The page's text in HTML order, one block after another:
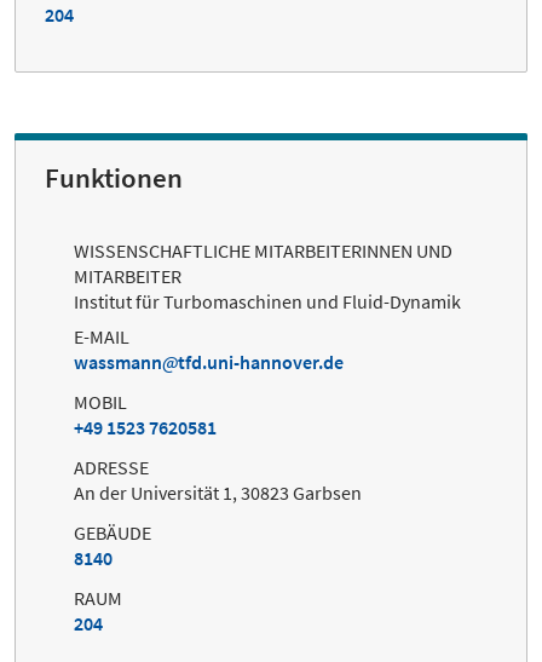
204
Funktionen
WISSENSCHAFTLICHE MITARBEITERINNEN UND
MITARBEITER
Institut für Turbomaschinen und Fluid-Dynamik
E-MAIL
wassmann
tfd.uni-hannover.de
MOBIL
+49 1523 7620581
ADRESSE
An der Universität 1, 30823 Garbsen
GEBÄUDE
8140
RAUM
204